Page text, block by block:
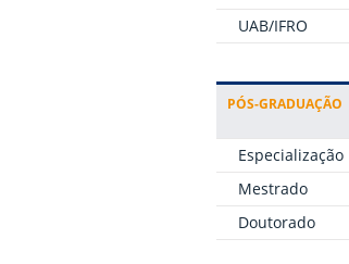
UAB/IFRO
PÓS-GRADUAÇÃO
Especialização
Mestrado
Doutorado